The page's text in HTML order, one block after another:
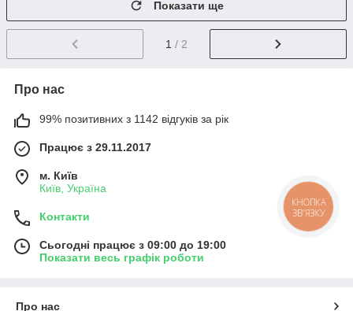
Показати ще
1 / 2
Про нас
99% позитивних з 1142 відгуків за рік
Працює з 29.11.2017
м. Київ
Київ, Україна
Контакти
Сьогодні працює з 09:00 до 19:00
Показати весь графік роботи
Про нас
КНОПКА
ЗВ'ЯЗКУ